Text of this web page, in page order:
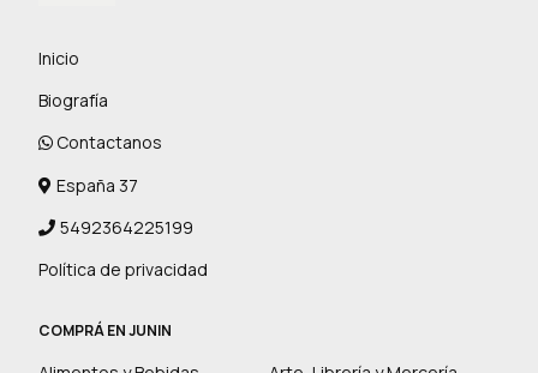
Inicio
Biografía
Contactanos
España 37
5492364225199
Política de privacidad
COMPRÁ EN JUNIN